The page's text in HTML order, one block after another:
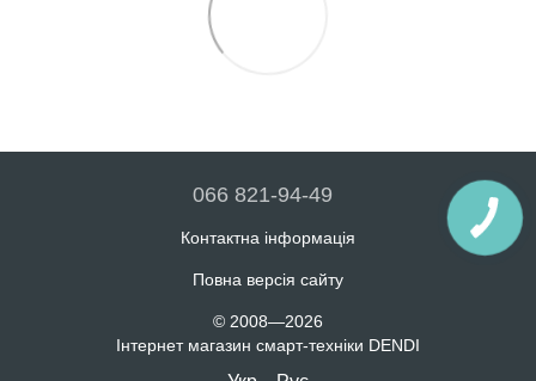
066 821-94-49
Контактна інформація
Повна версія сайту
© 2008—2026
Інтернет магазин смарт-техніки DENDI